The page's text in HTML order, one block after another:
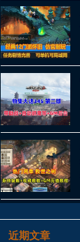
近期文章